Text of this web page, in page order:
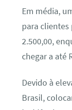
Em média,
para clientes
2.500,00,
chegar a até
Devido à
Brasil,